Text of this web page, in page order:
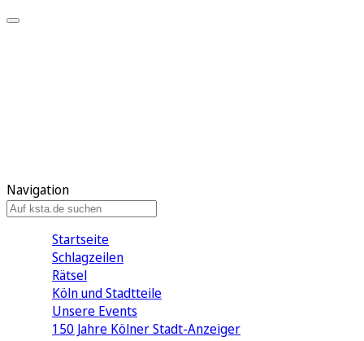
Navigation
Startseite
Schlagzeilen
Rätsel
Köln und Stadtteile
Unsere Events
150 Jahre Kölner Stadt-Anzeiger